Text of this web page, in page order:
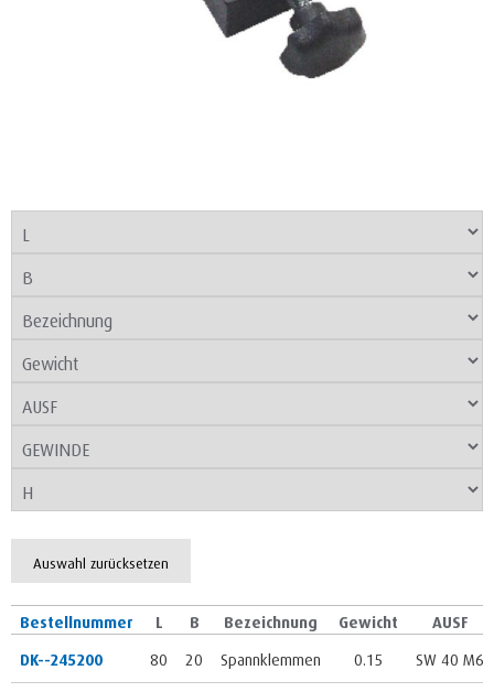
Auswahl zurücksetzen
Bestellnummer L B Bezeichnung Gewicht
AUSF
DK--245200
80 20 Spannklemmen 0.15
SW 40 M6